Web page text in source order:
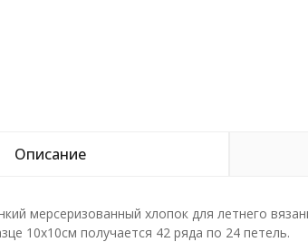
Описание
мерсеризованный хлопок для летнего
10х10см получается 42 ряда по 24 петель.